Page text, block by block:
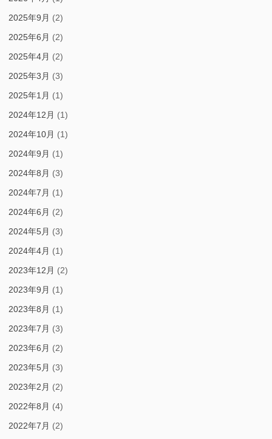
2025年9月 (2)
2025年6月 (2)
2025年4月 (2)
2025年3月 (3)
2025年1月 (1)
2024年12月 (1)
2024年10月 (1)
2024年9月 (1)
2024年8月 (3)
2024年7月 (1)
2024年6月 (2)
2024年5月 (3)
2024年4月 (1)
2023年12月 (2)
2023年9月 (1)
2023年8月 (1)
2023年7月 (3)
2023年6月 (2)
2023年5月 (3)
2023年2月 (2)
2022年8月 (4)
2022年7月 (2)